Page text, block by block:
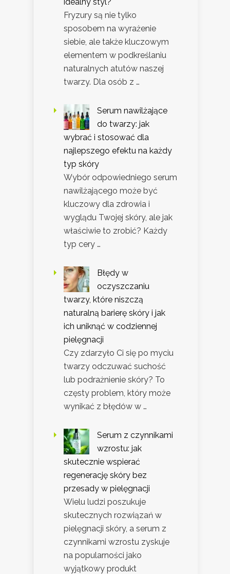
Fryzury są nie tylko
sposobem na wyrażenie
siebie, ale także kluczowym
elementem w podkreślaniu
naturalnych atutów naszej
twarzy. Dla osób z …
Serum nawilżające
do twarzy: jak
wybrać i stosować dla
najlepszego efektu na każdy
typ skóry
Wybór odpowiedniego serum
nawilżającego może być
kluczowy dla zdrowia i
wyglądu Twojej skóry, ale jak
właściwie to zrobić? Każdy
typ cery …
Błędy w
oczyszczaniu
twarzy, które niszczą
naturalną barierę skóry i jak
ich uniknąć w codziennej
pielęgnacji
Czy zdarzyło Ci się po myciu
twarzy odczuwać suchość
lub podrażnienie skóry? To
częsty problem, który może
wynikać z błędów w …
Serum z czynnikami
wzrostu: jak
skutecznie wspierać
regenerację skóry bez
przesady w pielęgnacji
Wielu ludzi poszukuje
skutecznych rozwiązań w
pielęgnacji skóry, a serum z
czynnikami wzrostu zyskuje
na popularności jako
wyjątkowy produkt